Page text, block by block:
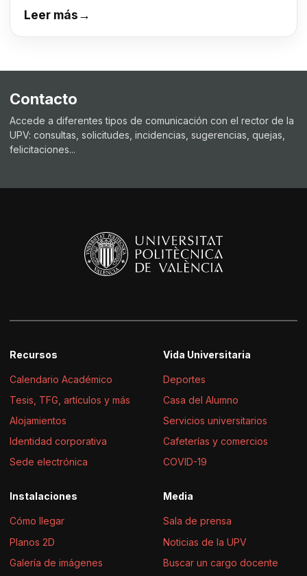
Leer más→
Contacto
Accede a diferentes tipos de comunicación con el rector de la
UPV: consultas, solicitudes, incidencias, sugerencias, quejas,
felicitaciones...
Recursos
Calendario Académico
Tesis, TFG, artículos y más
Alojamientos
Identidad corporativa
Sede electrónica
Vida Universitaria
Deportes
Casa del Alumno
Servicios universitarios
Cafeterías y comercios
COVID-19
Instalaciones
Cómo llegar
Planos 2D
Galería de imágenes
Media
Sala de prensa
Noticias de la UPV
Buscar un cargo docente